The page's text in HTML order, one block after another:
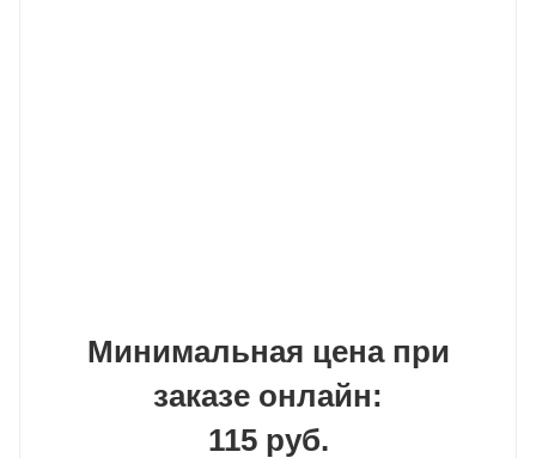
Минимальная цена при
заказе онлайн:
115 руб.